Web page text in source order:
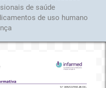
de saúde
de uso humano